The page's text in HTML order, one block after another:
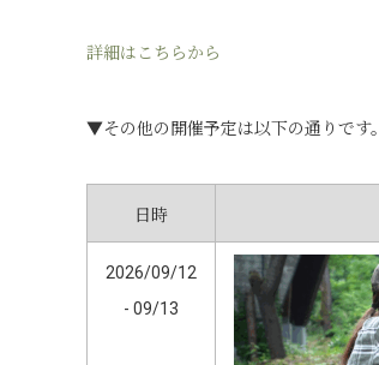
詳細はこちらから
▼その他の開催予定は以下の通りです。
日時
2026/09/12
- 09/13